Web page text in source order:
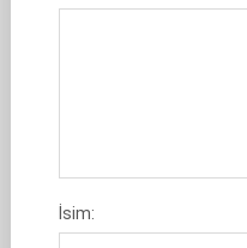
İsim: